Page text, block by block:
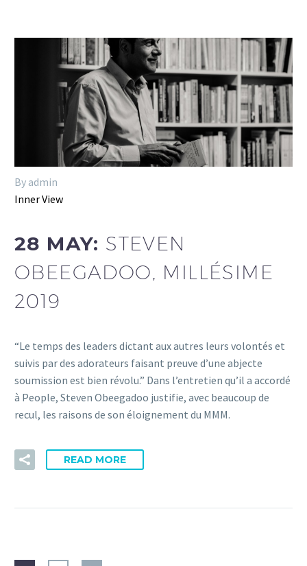
By admin
Inner View
28 MAY: STEVEN
OBEEGADOO, MILLÉSIME
2019
“Le temps des leaders dictant aux autres leurs volontés et
suivis par des adorateurs faisant preuve d’une abjecte
soumission est bien révolu.” Dans l’entretien qu’il a accordé
à People, Steven Obeegadoo justifie, avec beaucoup de
recul, les raisons de son éloignement du MMM.
READ MORE